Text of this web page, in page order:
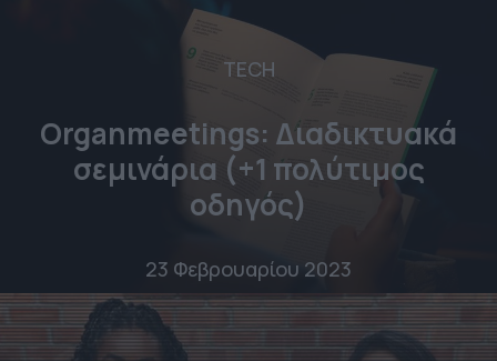
TECH
Organmeetings: Διαδικτυακά
σεμινάρια (+1 πολύτιμος
οδηγός)
23 Φεβρουαρίου 2023